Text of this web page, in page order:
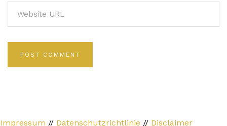
Impressum // Datenschutzrichtlinie // Disclaimer